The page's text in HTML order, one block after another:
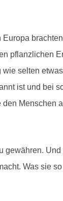
pflanzlichen
wie selten
ist und bei
Menschen
gewähren. Und
Was sie